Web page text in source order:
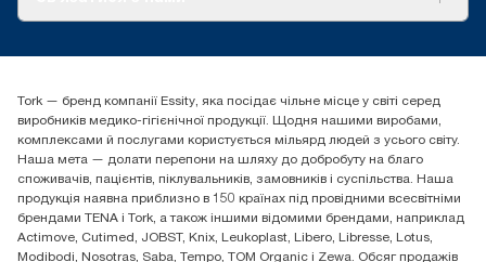
(+38) 044 490 55 66
Essity Україна
04071 м. Київ, вул. Григорія Сковороди 19,
Тел. +38 044 490 55 66
Tork — бренд компанії Essity, яка посідає чільне місце у світі серед
виробників медико-гігієнічної продукції. Щодня нашими виробами,
комплексами й послугами користується мільярд людей з усього світу.
Наша мета — долати перепони на шляху до добробуту на благо
споживачів, пацієнтів, піклувальників, замовників і суспільства. Наша
продукція наявна приблизно в 150 країнах під провідними всесвітніми
брендами TENA і Tork, а також іншими відомими брендами, наприклад
Actimove, Cutimed, JOBST, Knix, Leukoplast, Libero, Libresse, Lotus,
Modibodi, Nosotras, Saba, Tempo, TOM Organic і Zewa. Обсяг продажів